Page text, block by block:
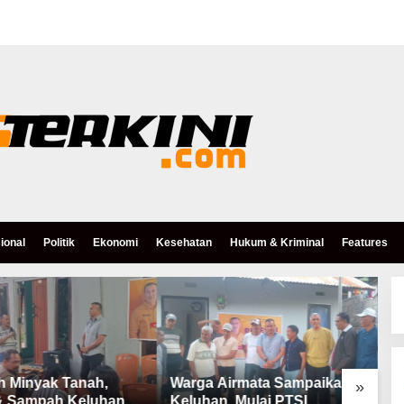
Politik Ekonomi Kesehatan Hukum & Kriminal Features
»
Minyak Tanah,
Warga Airmata Sampaikan